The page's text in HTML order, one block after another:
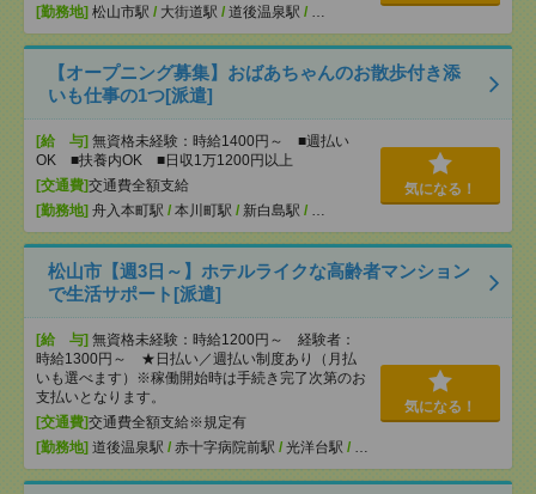
[勤務地] 松山市駅 / 大街道駅 / 道後温泉駅 / …
【オープニング募集】おばあちゃんのお散歩付き添
いも仕事の1つ[派遣]
[給 与] 無資格未経験：時給1400円～ ■週払い
OK ■扶養内OK ■日収1万1200円以上
[交通費]交通費全額支給
[勤務地] 舟入本町駅 / 本川町駅 / 新白島駅 / …
気になる！
松山市【週3日～】ホテルライクな高齢者マンション
で生活サポート[派遣]
[給 与] 無資格未経験：時給1200円～ 経験者：
時給1300円～ ★日払い／週払い制度あり（月払
いも選べます）※稼働開始時は手続き完了次第のお
支払いとなります。
[交通費]交通費全額支給※規定有
[勤務地] 道後温泉駅 / 赤十字病院前駅 / 光洋台駅 / …
気になる！